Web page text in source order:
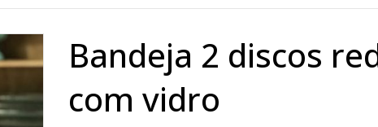
bandeja 2 discos redonda prata
com vidro